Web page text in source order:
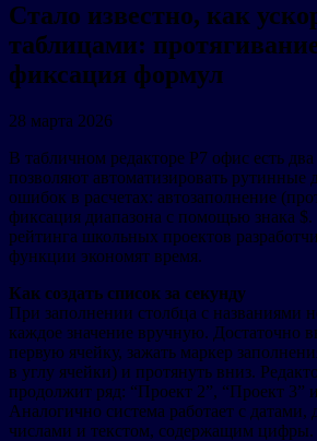
Стало известно, как
таблицами:
фиксация формул
28 марта 2026
В табличном редакторе Р7 офис есть
позволяют автоматизировать рутинные
ошибок в расчетах: автозаполнение
фиксация диапазона с помощью знака
рейтинга школьных проектов
функции экономят время.
Как создать список за секунду
При заполнении столбца с названиями
каждое значение вручную. Достаточно
первую ячейку, зажать маркер
в углу ячейки) и протянуть вниз.
продолжит ряд: “Проект 2”, “Проект 3”
Аналогично система работает с датами,
числами и текстом, содержащим цифры.